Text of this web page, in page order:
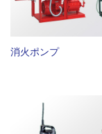
消火ポンプ